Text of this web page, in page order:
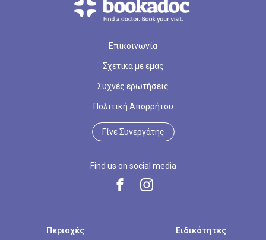
Επικοινωνία
Σχετικά με εμάς
Συχνές ερωτήσεις
Πολιτική Απορρήτου
Γίνε Συνεργάτης
Find us on social media
Περιοχές Ειδικότητες